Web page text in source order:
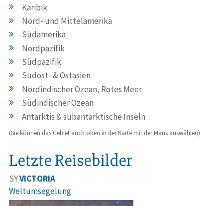
Karibik
Nord- und Mittelamerika
Südamerika
Nordpazifik
Südpazifik
Südost- & Ostasien
Nordindischer Ozean, Rotes Meer
Südindischer Ozean
Antarktis & subantarktische Inseln
(Sie können das Gebiet auch oben in der Karte mit der Maus auswählen)
Letzte Reisebilder
SYVICTORIA
Weltumsegelung